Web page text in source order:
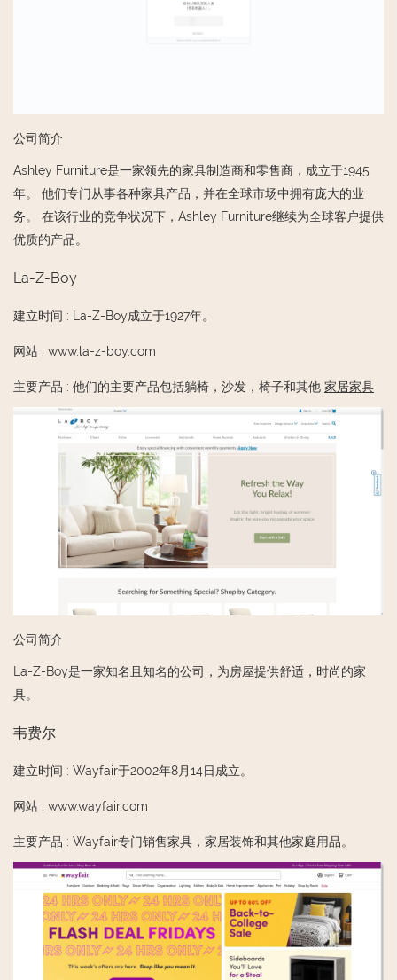
公司简介
Ashley Furniture是一家领先的家具制造商和零售商，成立于1945
年。 他们专门从事各种家具产品，并在全球市场中拥有庞大的业
务。 在该行业的竞争状况下，Ashley Furniture继续为全球客户提供
优质的产品。
La-Z-Boy
建立时间 : La-Z-Boy成立于1927年。
网站 : www.la-z-boy.com
主要产品 : 他们的主要产品包括躺椅，沙发，椅子和其他 家居家具
公司简介
La-Z-Boy是一家知名且知名的公司，为房屋提供舒适，时尚的家
具。
韦费尔
建立时间 : Wayfair于2002年8月14日成立。
网站 : www.wayfair.com
主要产品 : Wayfair专门销售家具，家居装饰和其他家庭用品。